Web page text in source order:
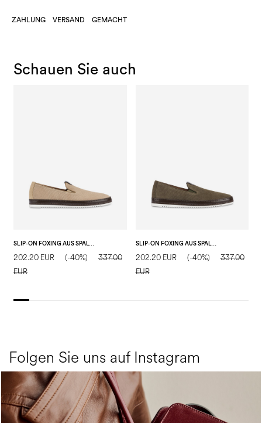
ZAHLUNG VERSAND GEMACHT
Schauen Sie auch
SLIP-ON FOXING AUS SPALTLEDER
202.20 EUR (-40%)
337.00
EUR
SLIP-ON FOXING AUS SPALTLEDER
202.20 EUR (-40%)
337.00
EUR
Folgen Sie uns auf Instagram